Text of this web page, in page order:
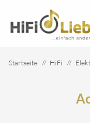
Startseite HiFi